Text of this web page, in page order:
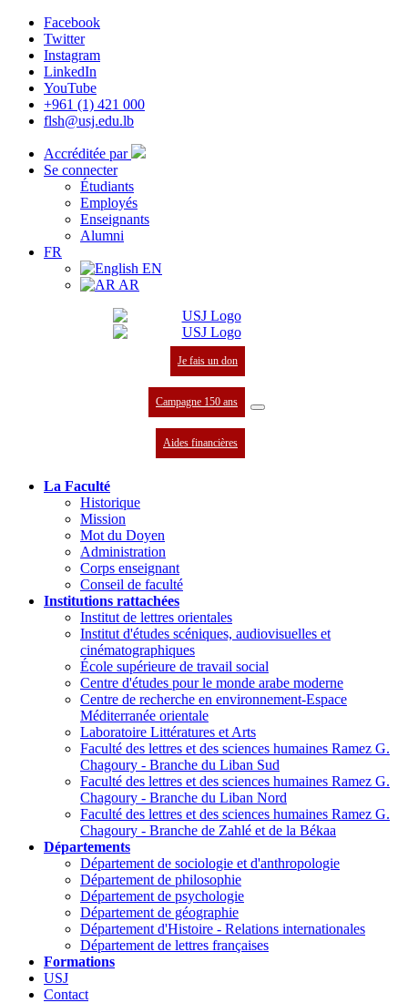
Facebook
Twitter
Instagram
LinkedIn
YouTube
+961 (1) 421 000
flsh@usj.edu.lb
Accréditée par
Se connecter
Étudiants
Employés
Enseignants
Alumni
FR
EN
AR
Je fais un don
Campagne 150 ans
Aides financières
La Faculté
Historique
Mission
Mot du Doyen
Administration
Corps enseignant
Conseil de faculté
Institutions rattachées
Institut de lettres orientales
Institut d'études scéniques, audiovisuelles et
cinématographiques
École supérieure de travail social
Centre d'études pour le monde arabe moderne
Centre de recherche en environnement-Espace
Méditerranée orientale
Laboratoire Littératures et Arts
Faculté des lettres et des sciences humaines Ramez G.
Chagoury - Branche du Liban Sud
Faculté des lettres et des sciences humaines Ramez G.
Chagoury - Branche du Liban Nord
Faculté des lettres et des sciences humaines Ramez G.
Chagoury - Branche de Zahlé et de la Békaa
Départements
Département de sociologie et d'anthropologie
Département de philosophie
Département de psychologie
Département de géographie
Département d'Histoire - Relations internationales
Département de lettres françaises
Formations
USJ
Contact